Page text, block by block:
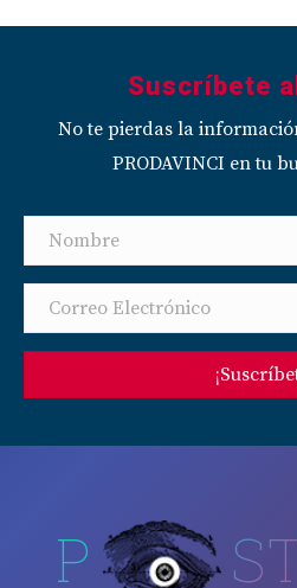
Suscríbete
No te pierdas la
PRODAVINCI en tu
P